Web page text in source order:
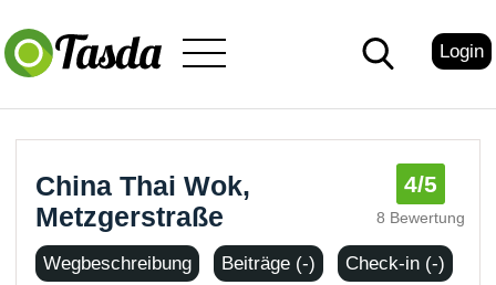
Login
China Thai Wok,
Metzgerstraße
4/5
8 Bewertung
Wegbeschreibung Beiträge (-) Check-in (-)